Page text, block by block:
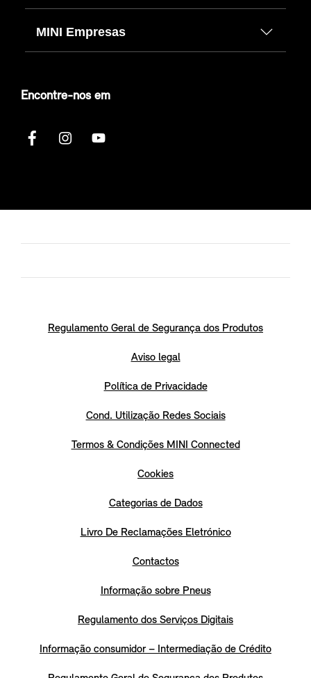
MINI Empresas
Encontre-nos em
Regulamento Geral de Segurança dos Produtos
Aviso legal
Política de Privacidade
Cond. Utilização Redes Sociais
Termos & Condições MINI Connected
Cookies
Categorias de Dados
Livro De Reclamações Eletrónico
Contactos
Informação sobre Pneus
Regulamento dos Serviços Digitais
Informação consumidor – Intermediação de Crédito